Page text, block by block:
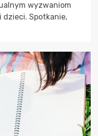
wyzwaniom
Spotkanie,